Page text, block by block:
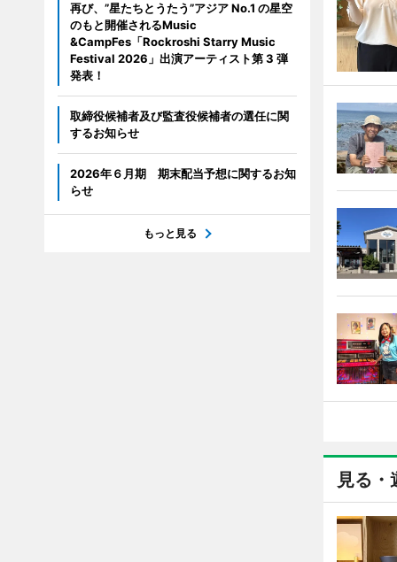
見る・
再び、”星たちとうたう”アジア No.1 の星空
のもと開催されるMusic
&CampFes「Rockroshi Starry Music
Festival 2026」出演アーティスト第 3 弾
発表！
取締役候補者及び監査役候補者の選任に関
するお知らせ
2026年６月期 期末配当予想に関するお知
らせ
もっと見る